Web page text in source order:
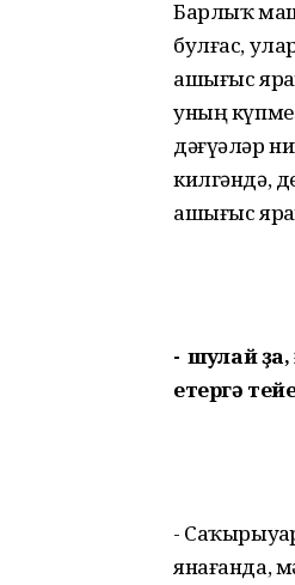
Барлыҡ
булғас,
ашығыс
уның күпме
дәғүәләр
килгәндә,
ашығыс
- Ә шулай
етергә
-
янағанда,